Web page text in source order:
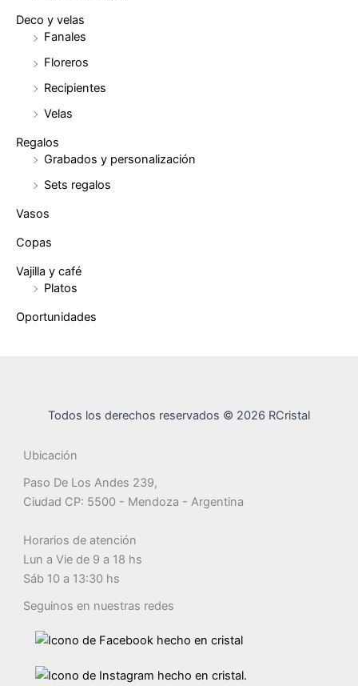
Deco y velas
Fanales
Floreros
Recipientes
Velas
Regalos
Grabados y personalización
Sets regalos
Vasos
Copas
Vajilla y café
Platos
Oportunidades
Todos los derechos reservados © 2026 RCristal
Ubicación
Paso De Los Andes 239,
Ciudad CP: 5500 - Mendoza - Argentina
Horarios de atención
Lun a Vie de 9 a 18 hs
Sáb 10 a 13:30 hs
Seguinos en nuestras redes